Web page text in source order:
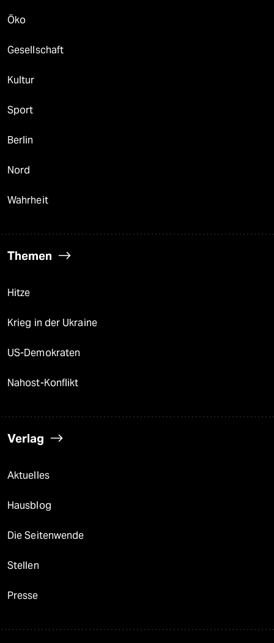
Öko
Gesellschaft
Kultur
Sport
Berlin
Nord
Wahrheit
Themen
Hitze
Krieg in der Ukraine
US-Demokraten
Nahost-Konflikt
Verlag
Aktuelles
Hausblog
Die Seitenwende
Stellen
Presse